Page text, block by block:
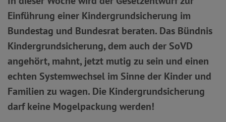
Einführung einer Kindergrundsicherung im
Bundestag und Bundesrat beraten. Das Bündnis
Kindergrundsicherung, dem auch der SoVD
angehört, mahnt, jetzt mutig zu sein und einen
echten Systemwechsel im Sinne der Kinder und
Familien zu wagen. Die Kindergrundsicherung
darf keine Mogelpackung werden!